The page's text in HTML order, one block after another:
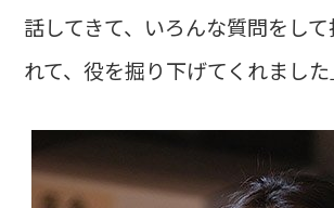
話してきて、いろんな質問をして
れて、役を掘り下げてくれました